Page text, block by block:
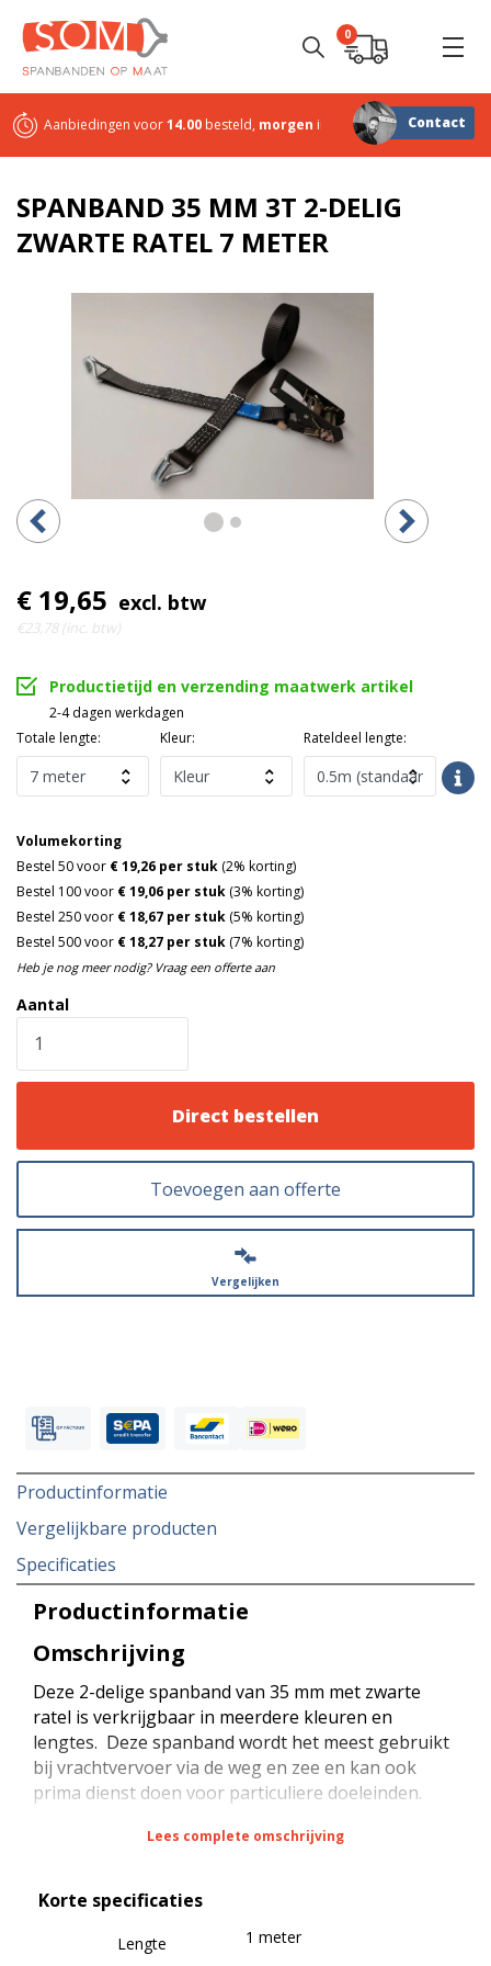
0
Aanbiedingen voor14.00 besteld, morgen in huisSterk in maatwerk
Contact
SPANBAND 35 MM 3T 2-DELIG
ZWARTE RATEL 7 METER
€ 19,65 excl. btw
€23,78 (inc. btw)
Productietijd en verzending maatwerk artikel
2-4 dagen werkdagen
Totale lengte:
Kleur: Rateldeel lengte:
Aantal
Volumekorting
Bestel 50 voor € 19,26 per stuk (2% korting)
Bestel 100 voor € 19,06 per stuk (3% korting)
Bestel 250 voor € 18,67 per stuk (5% korting)
Bestel 500 voor € 18,27 per stuk (7% korting)
Heb je nog meer nodig? Vraag een offerte aan
Direct bestellen
Toevoegen aan offerte
Vergelijken
Productinformatie
Vergelijkbare producten
Specificaties
Productinformatie
Omschrijving
Deze 2-delige spanband van 35 mm met zwarte
ratel is verkrijgbaar in meerdere kleuren en
lengtes. Deze spanband wordt het meest gebruikt
bij vrachtvervoer via de weg en zee en kan ook
prima dienst doen voor particuliere doeleinden.
De spanband heeft een sterkte van 3000 daN bij
daN bij kopsjorren (diagonaal sjorren) en een
sterkte van 180 daN (STF) bij kracht zekeren
(neerbinden). De spanband is voorzien van een
Lees complete omschrijving
Korte specificaties
Lengte 1 meter